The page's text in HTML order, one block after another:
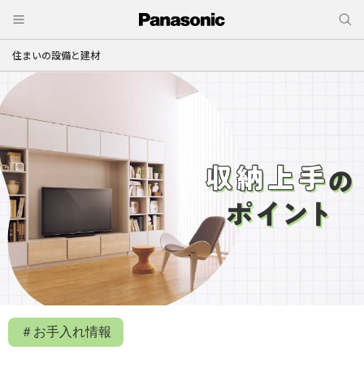
住まいの設備と建材
＃お手入れ情報